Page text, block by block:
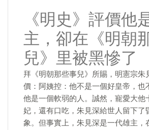
《明史》評價他
主，卻在《明朝
兒》里被黑慘了
拜《明朝那些事兒》所賜，明憲宗朱
價：阿姨控：他不是一個好皇帝，也
他是一個軟弱的人。誠然，寵愛大他
妃，還有口吃，朱見深給世人留下了
象。但事實上，朱見深是一代雄主，